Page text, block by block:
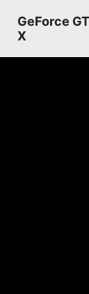
GeForce
X